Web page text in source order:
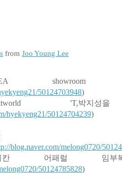
from Joo Young Lee
showroom
50124703948)
'T,박지성
hyekyeng21/50124704239)
blog.naver.com/melong0720/
칸 어패럴 임
50124785828)